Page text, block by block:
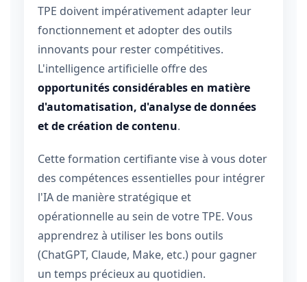
TPE doivent impérativement adapter leur
fonctionnement et adopter des outils
innovants pour rester compétitives.
L'intelligence artificielle offre des
opportunités considérables en matière
d'automatisation, d'analyse de données
et de création de contenu.
Cette formation certifiante vise à vous doter
des compétences essentielles pour intégrer
l'IA de manière stratégique et
opérationnelle au sein de votre TPE. Vous
apprendrez à utiliser les bons outils
(ChatGPT, Claude, Make, etc.) pour gagner
un temps précieux au quotidien.